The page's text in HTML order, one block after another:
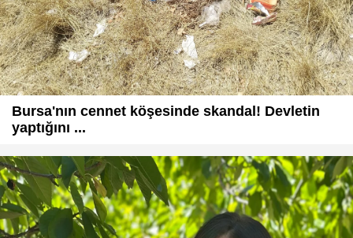
Bursa'nın cennet köşesinde skandal! Devletin
yaptığını ...